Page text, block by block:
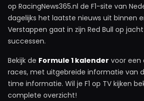
Edbert59
6 maart 2020 18:06
Idd. De enige tegenstander was
gelijkwaardig materiaal zodat "His
gewoon ff kampioen mocht worden.
er genoeg verhaaltjes komen van
op RacingNews365.nl de F1-site van
dagelijks het laatste nieuws uit binnen
Verstappen gaat in zijn Red Bull op
successen.
Bekijk de Formule 1 kalender voor een
races, met uitgebreide informatie van
time informatie. Wil je F1 op TV kijken
complete overzicht!